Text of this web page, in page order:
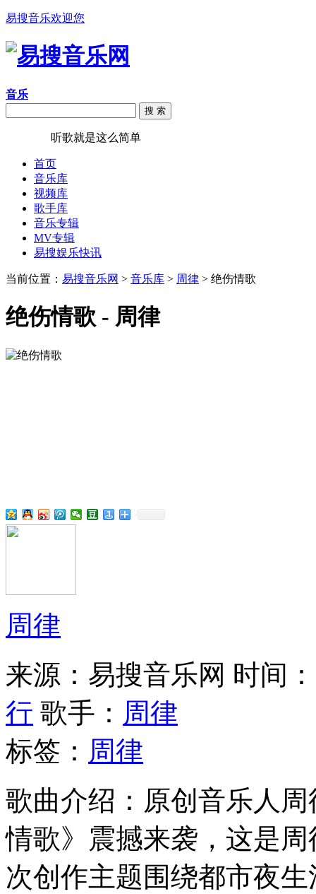
易搜音乐欢迎您
音乐
搜 索
听歌就是这么简单
首页
音乐库
视频库
歌手库
音乐专辑
MV专辑
易搜娱乐快讯
当前位置： 易搜音乐网 > 音乐库 > 周律 > 绝伤情歌
绝伤情歌 - 周律
周律
来源：易搜音乐网 时间
行 歌手： 周律
标签： 周律
歌曲介绍：原创音乐人
情歌》震撼来袭，这是
次创作主题围绕都市夜